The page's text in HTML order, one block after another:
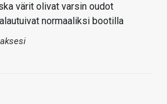
värit olivat varsin oudot
normaaliksi bootilla